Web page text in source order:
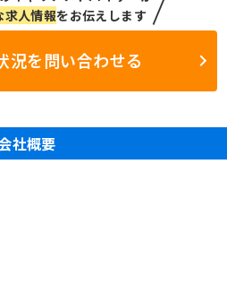
求人情報をお伝えします
況を問い合わせる
社概要